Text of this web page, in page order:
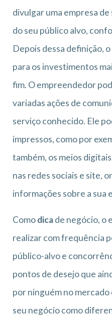
divulgar uma empresa
do seu público alvo,
Depois dessa definição,
para os investimentos
fim. O empreendedor
variadas ações de
serviço conhecido. Ele
impressos, como por
também, os meios
nas redes sociais e site,
informações sobre a sua
Comodicade negócio, o
realizar com frequência
público-alvo e
pontos de desejo que
por ninguém no
seu negócio como